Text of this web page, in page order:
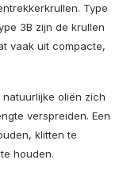
Type
3B zijn de krullen
vaak uit compacte,
oliën zich
verspreiden. Een
klitten te
houden.